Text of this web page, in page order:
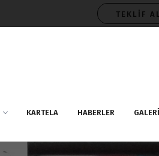
TEKLİF
KARTELA HABERLER GALERİ